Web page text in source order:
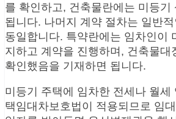
를 확인하고, 건축물란에는 미등기
됩니다. 나머지 계약 절차는 일반
동일합니다. 특약란에는 임차인이
지하고 계약을 진행하며, 건축물대
확인했음을 기재하면 됩니다.
미등기 주택에 임차한 전세나 월세
택임대차보호법이 적용되므로 임